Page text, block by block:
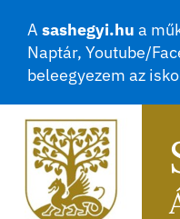
A sashegyi.hu a
Naptár, Youtube/
beleegyezem az